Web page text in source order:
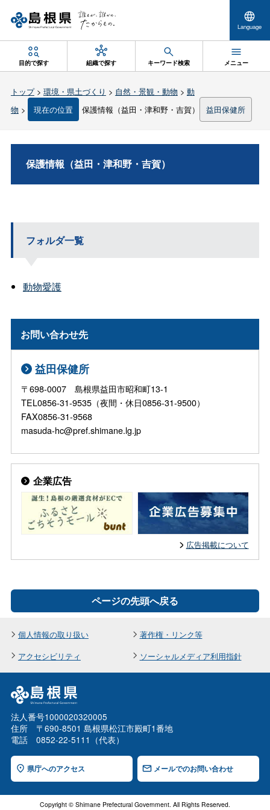
Language
目的で探す 組織で探す キーワード検索 メニュー
トップ> 環境・県土づくり > 自然・景観・動物 > 動
物 > 現在の位置 保護情報（益田・津和野・吉賀） 益田保健所
保護情報（益田・津和野・吉賀）
フォルダ一覧
動物愛護
お問い合わせ先
益田保健所
〒698-0007 島根県益田市昭和町13-1
TEL0856-31-9535（夜間・休日0856-31-9500）
FAX0856-31-9568
masuda-hc@pref.shimane.lg.jp
企業広告
広告掲載について
ページの先頭へ戻る
個人情報の取り扱い
著作権・リンク等
アクセシビリティ
ソーシャルメディア利用指針
法人番号1000020320005
住所 〒690-8501 島根県松江市殿町1番地
電話 0852-22-5111（代表）
県庁へのアクセス メールでのお問い合わせ
Copyright © Shimane Prefectural Government. All Rights Reserved.